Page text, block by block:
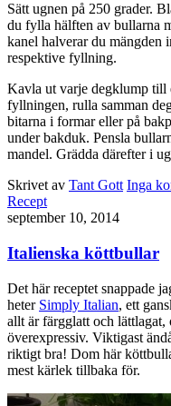
Sätt ugnen på 250 grader.
du fylla hälften av bullarna
kanel halverar du mängden
respektive fyllning.
Kavla ut varje degklump till
fyllningen, rulla samman
bitarna i formar eller på
under bakduk. Pensla
mandel. Grädda därefter i
Skrivet av Tant Gott Inga
Recept
september 10, 2014
Italienska köttbullar
Det här receptet snappade
heter Simply Italian, ett
allt är färgglatt och lättlagat,
överexpressiv. Viktigast
riktigt bra! Dom här
mest kärlek tillbaka för.